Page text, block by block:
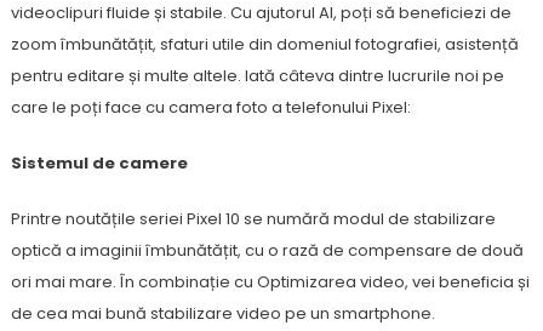
videoclipuri fluide și stabile. Cu ajutorul AI, poți să beneficiezi de
zoom îmbunătățit, sfaturi utile din domeniul fotografiei, asistență
pentru editare și multe altele. Iată câteva dintre lucrurile noi pe
care le poți face cu camera foto a telefonului Pixel:
Sistemul de camere
Printre noutățile seriei Pixel 10 se numără modul de stabilizare
optică a imaginii îmbunătățit, cu o rază de compensare de două
ori mai mare. În combinație cu Optimizarea video, vei beneficia și
de cea mai bună stabilizare video pe un smartphone.